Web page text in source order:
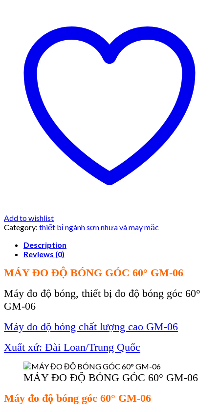
Add to wishlist
Category: thiết bị ngành sơn nhựa và may mặc
Description
Reviews (0)
MÁY ĐO ĐỘ BÓNG GÓC 60° GM-06
Máy đo độ bóng, thiết bị đo độ bóng góc 60°
GM-06
Máy đo độ bóng chất lượng cao GM-06
Xuất xứ: Đài Loan/Trung Quốc
MÁY ĐO ĐỘ BÓNG GÓC 60° GM-06
Máy đo độ bóng góc 60° GM-06